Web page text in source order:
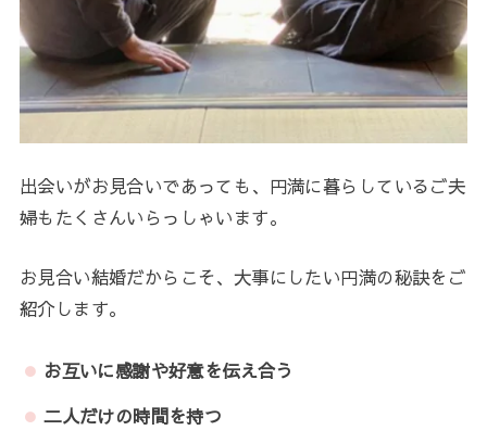
出会いがお見合いであっても、円満に暮らしているご夫
婦もたくさんいらっしゃいます。
お見合い結婚だからこそ、大事にしたい円満の秘訣をご
紹介します。
お互いに感謝や好意を伝え合う
二人だけの時間を持つ